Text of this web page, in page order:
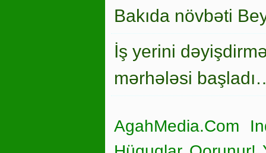
Bakıda növbəti
İş yerini
mərhələsi
AgahMedia.Com